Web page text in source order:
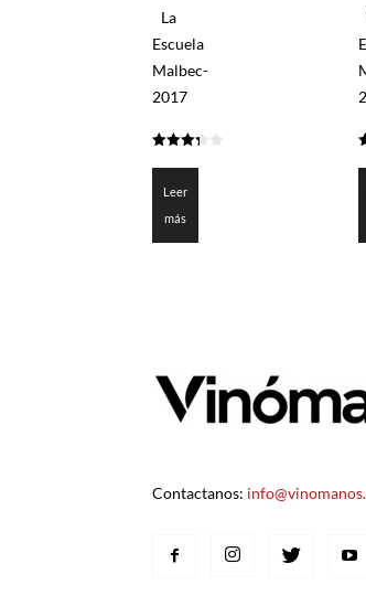
La
Escuela
Malbec-
2017
de 5
Leer
más
Contactanos: